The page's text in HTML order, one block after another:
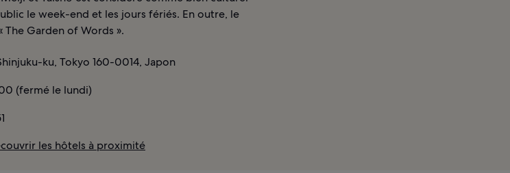
le week-end et les jours fériés. En outre, le
The Garden of Words ».
ku, Tokyo 160-0014, Japon
(fermé le lundi)
les hôtels à proximité